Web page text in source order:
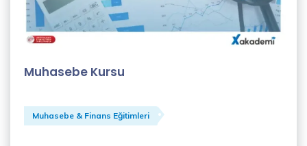
Muhasebe Kursu
Muhasebe & Finans Eğitimleri